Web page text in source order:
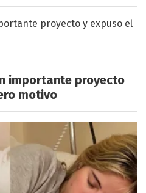
importante proyecto
motivo